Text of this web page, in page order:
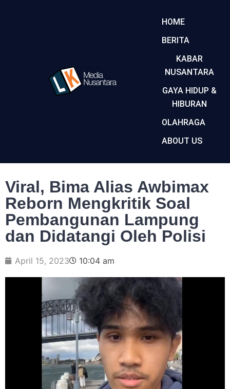
HOME
BERITA
KABAR
NUSANTARA
GAYA HIDUP &
HIBURAN
OLAHRAGA
ABOUT US
Viral, Bima Alias Awbimax
Reborn Mengkritik Soal
Pembangunan Lampung
dan Didatangi Oleh Polisi
April 15, 2023 10:04 am